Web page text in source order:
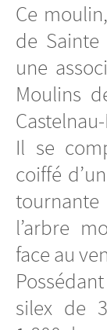
Ce
de
une
Moulins
Il se
coiffé
l’arbre
face au
silex de